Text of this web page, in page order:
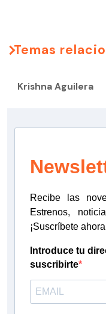
Temas
Krishna Aguilera
Recibe las
Estrenos,
¡Suscríbete
Introduce tu
suscribirte